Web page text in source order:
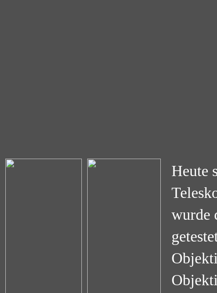
Heute
wurde